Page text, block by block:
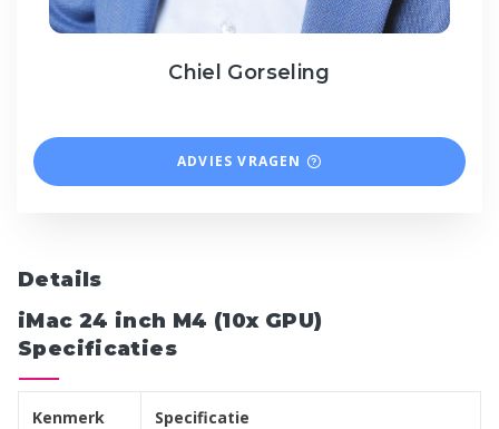
Chiel Gorseling
ADVIES VRAGEN
Details
iMac 24 inch M4 (10x GPU)
Specificaties
Kenmerk Specificatie